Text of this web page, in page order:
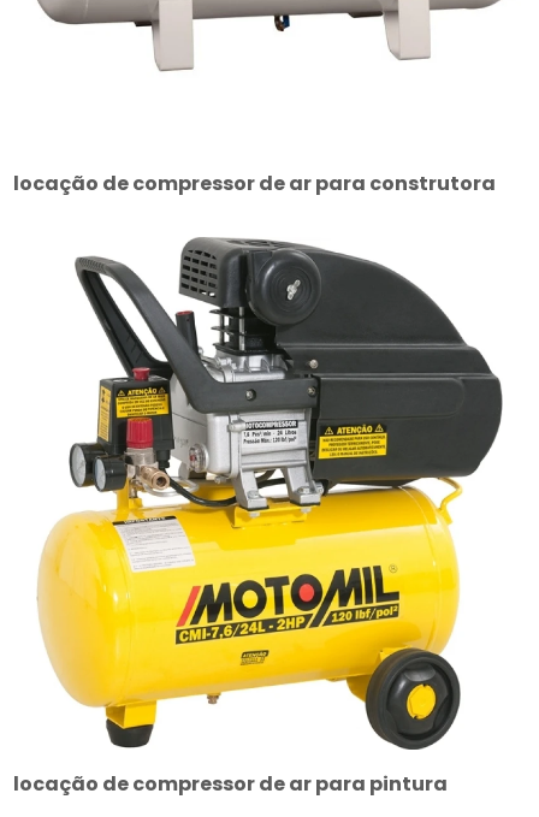
locação de compressor de ar para construtora
locação de compressor de ar para pintura